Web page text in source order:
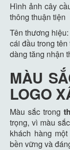
Hình ảnh cây
thông thuận tiện
Tên thương
cái đầu trong
dàng tăng nhận
MÀU
LOGO
Màu sắc trong
trọng, vì màu
khách hàng
bền vững và